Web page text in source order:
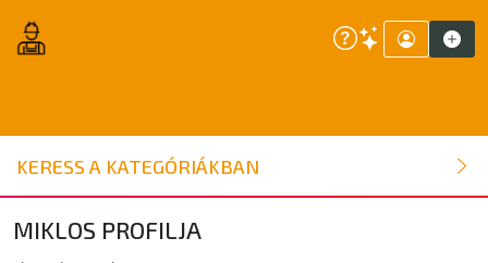
KERESS A KATEGÓRIÁKBAN
ÉPÍTŐANYAG
NYÍLÁSZÁRÓ
MIKLOS PROFILJA